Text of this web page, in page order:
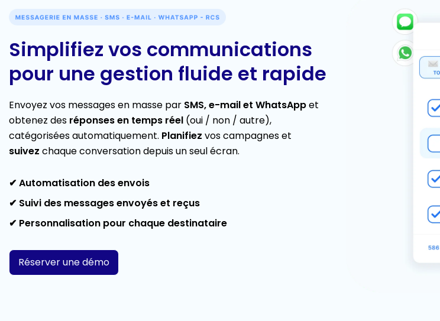
Simplifiez vos communications
pour une gestion fluide et rapide
Envoyez vos messages en masse par SMS, e-mail et WhatsAppet
obtenez des réponses en temps réel (oui / non / autre),
catégorisées automatiquement. Planifiez vos campagnes et
suivez chaque conversation depuis un seul écran.
✔ Automatisation des envois
✔ Suivi des messages envoyés et reçus
✔ Personnalisation pour chaque destinataire
Réserver une démo